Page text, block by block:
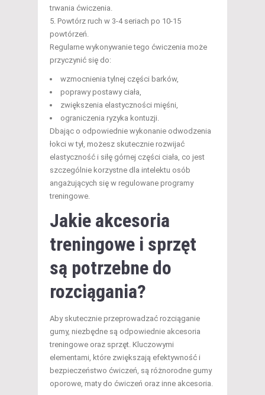
trwania ćwiczenia.
Powtórz ruch w 3-4 seriach po 10-15
powtórzeń.
Regularne wykonywanie tego ćwiczenia może
przyczynić się do:
wzmocnienia tylnej części barków,
poprawy postawy ciała,
zwiększenia elastyczności mięśni,
ograniczenia ryzyka kontuzji.
Dbając o odpowiednie wykonanie odwodzenia
łokci w tył, możesz skutecznie rozwijać
elastyczność i siłę górnej części ciała, co jest
szczególnie korzystne dla intelektu osób
angażujących się w regulowane programy
treningowe.
Jakie akcesoria
treningowe i sprzęt
są potrzebne do
rozciągania?
Aby skutecznie przeprowadzać rozciąganie
gumy, niezbędne są odpowiednie akcesoria
treningowe oraz sprzęt. Kluczowymi
elementami, które zwiększają efektywność i
bezpieczeństwo ćwiczeń, są różnorodne gumy
oporowe, maty do ćwiczeń oraz inne akcesoria.